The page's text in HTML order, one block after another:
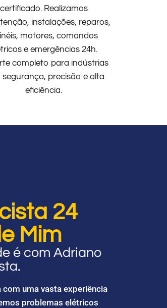
certificado. Realizamos
instalações, reparos,
motores, comandos
e emergências 24h.
completo para indústrias
segurança, precisão e alta
eficiência.
24
Mim
é com Adriano
uma vasta experiência
problemas elétricos